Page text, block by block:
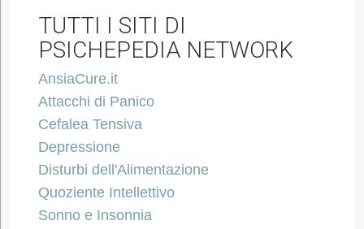
TUTTI I SITI DI
PSICHEPEDIA NETWORK
AnsiaCure.it
Attacchi di Panico
Cefalea Tensiva
Depressione
Disturbi dell'Alimentazione
Quoziente Intellettivo
Sonno e Insonnia